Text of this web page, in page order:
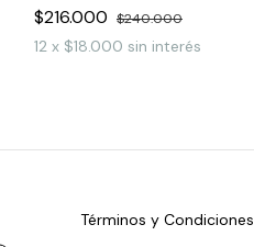
$216.000 $240.000
12 x $18.000 sin interés
Términos y Condiciones